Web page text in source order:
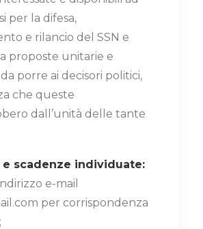
per la difesa,
e rilancio del SSN e
proposte unitarie e
porre ai decisori politici,
che queste
dall’unità delle tante
e scadenze individuate:
e-mail
per corrispondenza